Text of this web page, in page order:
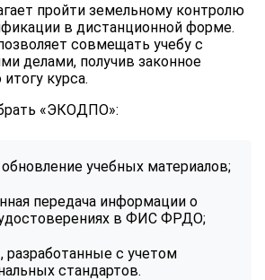
пройти земельному контролю
в дистанционной форме.
совмещать учебу с
делами, получив законное
курса.
«ЭКОДПО»:
обновление учебных материалов;
передача информации о
в ФИС ФРДО;
разработанные с учетом
стандартов.